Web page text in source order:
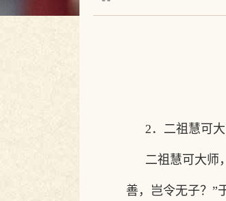
2 ．二祖慧可
二祖慧可大师
善，岂令无子？”